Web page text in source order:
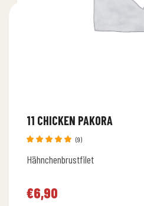
11 CHICKEN PAKORA
mit5.00
(9)
Hähnchenbrustfilet
€6,90